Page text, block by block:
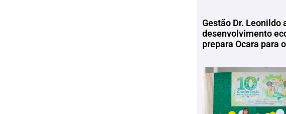
Gestão Dr. Leonildo
desenvolvimento
prepara Ocara para